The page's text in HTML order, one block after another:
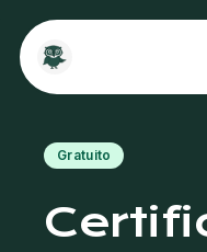
Gratuito